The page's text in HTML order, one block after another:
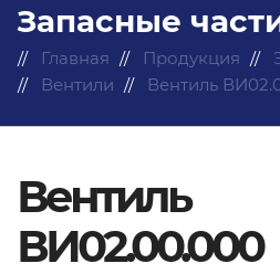
Запасные
Главная Продукция
Вентили
Вентиль
Вентиль
ВИ02.00.000